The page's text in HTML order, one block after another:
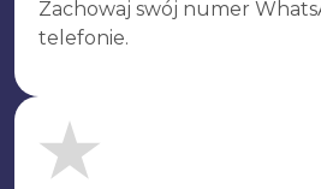
Zachowaj swój numer
telefonie.